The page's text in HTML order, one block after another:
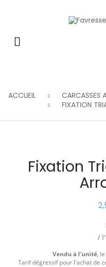
ACCUEIL CARCASSES
FIXATION
Fixation
/
Vendu à l'unité,
Tarif dégressif pour l'achat de